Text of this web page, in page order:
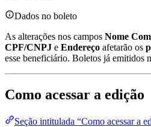
Dados no boleto
As alterações nos campos Nome
CPF/CNPJ e Endereço afetarão os
esse beneficiário. Boletos já emitidos
Como acessar a edição
Seção intitulada “Como acessar a